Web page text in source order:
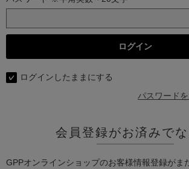
ログインしたままにする
パスワード
会員登録がお済みで
GPPオンラインショップのお客様情報登録がま